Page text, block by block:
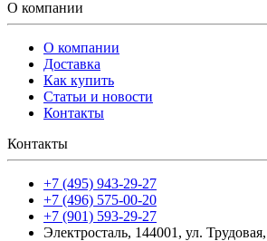
О компании
О компании
Доставка
Как купить
Статьи и новости
Контакты
Контакты
+7 (495) 943-29-27
+7 (496) 575-00-20
+7 (901) 593-29-27
Электросталь, 144001, ул.